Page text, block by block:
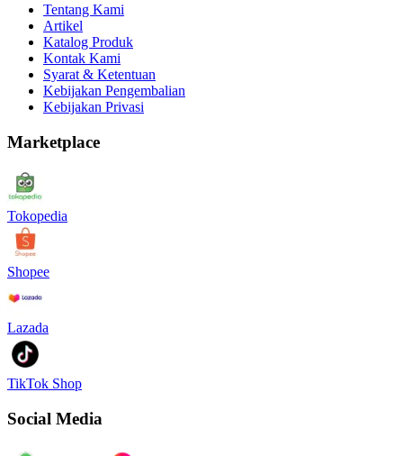
Tentang Kami
Artikel
Katalog Produk
Kontak Kami
Syarat & Ketentuan
Kebijakan Pengembalian
Kebijakan Privasi
Marketplace
Tokopedia
Shopee
Lazada
TikTok Shop
Social Media